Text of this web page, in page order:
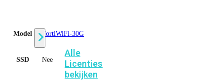
Alle
Licenties
bekijken
Model FortiWiFi-30G
SSD Nee